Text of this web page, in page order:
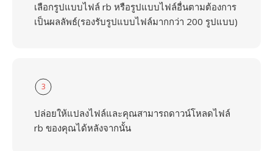
เลือกรูปแบบไฟล์ rb หรือรูปแบบไฟล์อื่นตามต้องการ
เป็นผลลัพธ์(รองรับรูปแบบไฟล์มากกว่า 200 รูปแบบ)
3
ปล่อยให้แปลงไฟล์และคุณสามารถดาวน์โหลดไฟล์
rb ของคุณได้หลังจากนั้น